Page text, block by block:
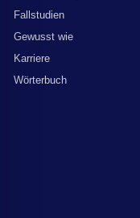
Fallstudien
Gewusst wie
Karriere
Wörterbuch